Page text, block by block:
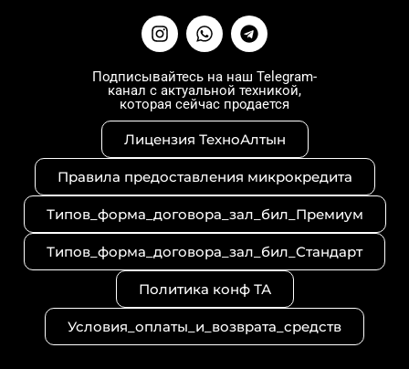
I
n
t
a
g
r
a
m
W
h
t
s
a
p
p
T
e
e
g
r
a
m
Подписывайтесь на наш Telegram-
канал с актуальной техникой,
которая сейчас продается
Лицензия ТехноАлтын
Правила предоставления микрокредита
Типов_форма_договора_зал_бил_Премиум
Типов_форма_договора_зал_бил_Стандарт
Политика конф ТА
Условия_оплаты_и_возврата_средств